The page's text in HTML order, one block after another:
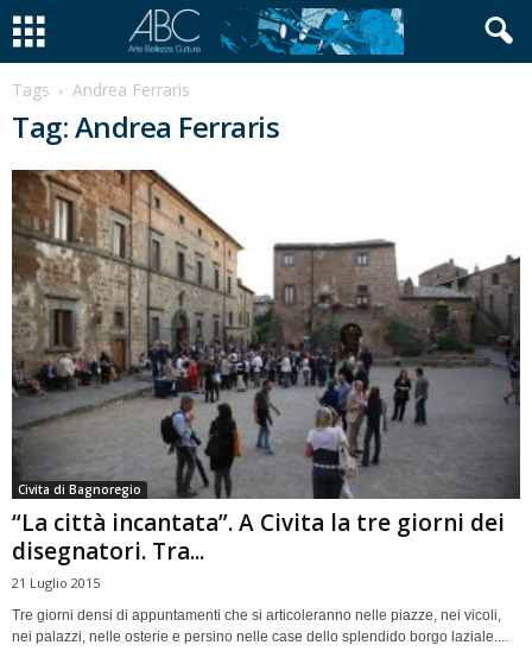
Tags Andrea Ferraris
Tag: Andrea Ferraris
Civita di Bagnoregio
“La città incantata”. A Civita la tre giorni dei
disegnatori. Tra...
21 Luglio 2015
Tre giorni densi di appuntamenti che si articoleranno nelle piazze, nei vicoli,
nei palazzi, nelle osterie e persino nelle case dello splendido borgo laziale....